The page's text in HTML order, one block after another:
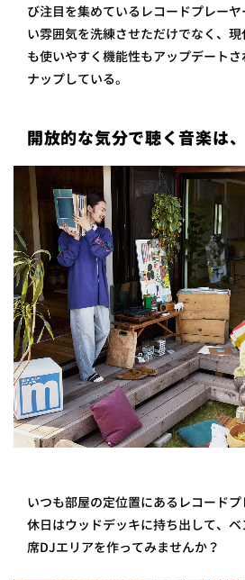
び注目を集めているレコードプレー
い雰囲気を洗練させただけでなく、
も使いやすく機能性もアップデート
ナップしている。
開放的な気分で聴く音楽は
いつも部屋の定位置にあるレコード
休日はウッドデッキに持ち出して、
席DJエリアを作ってみませんか？